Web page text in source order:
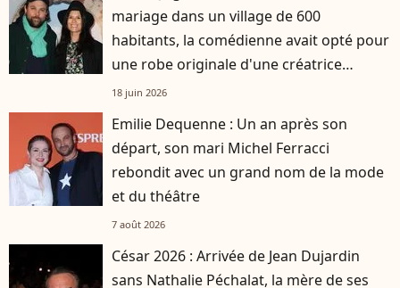
mariage dans un village de 600
habitants, la comédienne avait opté pour
une robe originale d'une créatrice
française
18 juin 2026
Emilie Dequenne : Un an après son
départ, son mari Michel Ferracci
rebondit avec un grand nom de la mode
et du théâtre
7 août 2026
César 2026 : Arrivée de Jean Dujardin
sans Nathalie Péchalat, la mère de ses